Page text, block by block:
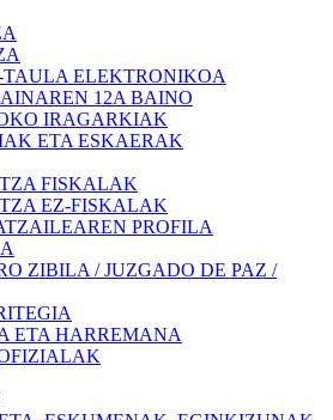
ELEKTRONIKOA
12A BAINO
IRAGARKIAK
ETA ESKAERAK
FISKALAK
EZ-FISKALAK
PROFILA
ZIBILA / JUZGADO DE PAZ /
ETA HARREMANA